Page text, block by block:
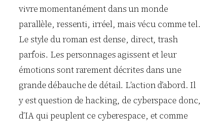
vivre momentanément dans un monde
parallèle, ressenti, irréel, mais vécu comme tel.
Le style du roman est dense, direct, trash
parfois. Les personnages agissent et leur
émotions sont rarement décrites dans une
grande débauche de détail. L’action d’abord. Il
y est question de hacking, de cyberspace donc,
d’IA qui peuplent ce cyberespace, et comme